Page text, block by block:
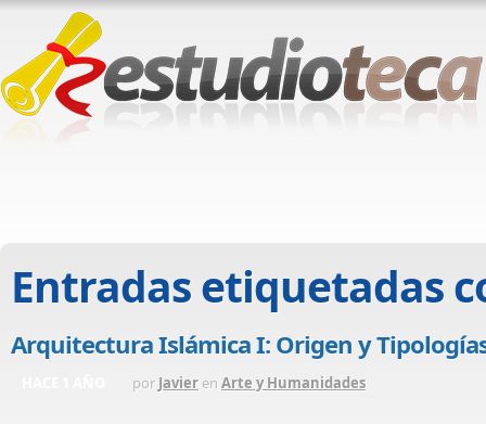
Entradas etiquetadas
Arquitectura Islámica I: Origen y
por Javier en Arte y Humanidades